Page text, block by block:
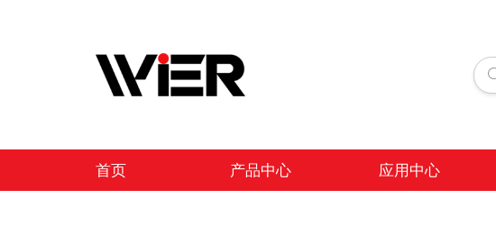
首页 产品中心 应用中心